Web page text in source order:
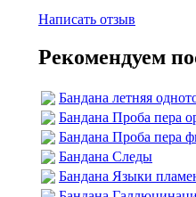
Написать отзыв
Рекомендуем
Бандана летняя
Бандана Проба пера
Бандана Проба пера
Бандана Следы
Бандана Языки